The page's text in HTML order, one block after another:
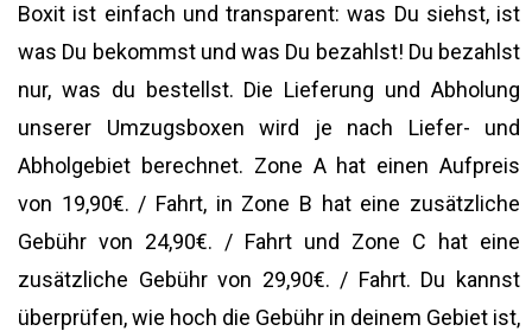
Boxit ist einfach und transparent: was Du siehst, ist
was Du bekommst und was Du bezahlst! Du bezahlst
nur, was du bestellst. Die Lieferung und Abholung
unserer Umzugsboxen wird je nach Liefer- und
Abholgebiet berechnet. Zone A hat einen Aufpreis
von 19,90€. / Fahrt, in Zone B hat eine zusätzliche
Gebühr von 24,90€. / Fahrt und Zone C hat eine
zusätzliche Gebühr von 29,90€. / Fahrt. Du kannst
überprüfen, wie hoch die Gebühr in deinem Gebiet ist,